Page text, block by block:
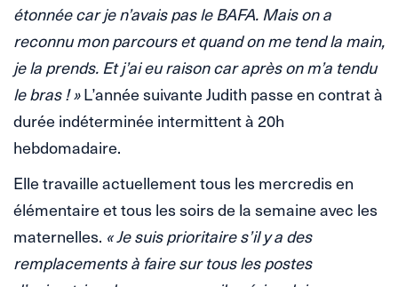
étonnée car je n’avais pas le BAFA. Mais on a
reconnu mon parcours et quand on me tend la main,
je la prends. Et j’ai eu raison car après on m’a tendu
le bras ! »L’année suivante Judith passe en contrat à
durée indéterminée intermittent à 20h
hebdomadaire.
Elle travaille actuellement tous les mercredis en
élémentaire et tous les soirs de la semaine avec les
maternelles. « Je suis prioritaire s’il y a des
remplacements à faire sur tous les postes